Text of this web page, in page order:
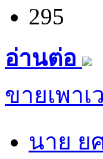
295
อ่านต่อ
ขายเพา
นาย ย